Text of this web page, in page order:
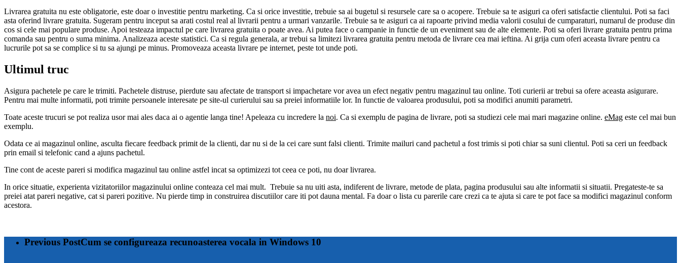
Livrarea gratuita nu este obligatorie, este doar o investitie pentru marketing. Ca si orice investitie, trebuie sa ai bugetul si resursele care sa o acopere. Trebuie sa te asiguri ca oferi satisfactie clientului. Poti sa faci
asta oferind livrare gratuita. Sugeram pentru inceput sa arati costul real al livrarii pentru a urmari vanzarile. Trebuie sa te asiguri ca ai rapoarte privind media valorii cosului de cumparaturi, numarul de produse din
cos si cele mai populare produse. Apoi testeaza impactul pe care livrarea gratuita o poate avea. Ai putea face o campanie in functie de un eveniment sau de alte elemente. Poti sa oferi livrare gratuita pentru prima
comanda sau pentru o suma minima. Analizeaza aceste statistici. Ca si regula generala, ar trebui sa limitezi livrarea gratuita pentru metoda de livrare cea mai ieftina. Ai grija cum oferi aceasta livrare pentru ca
lucrurile pot sa se complice si tu sa ajungi pe minus. Promoveaza aceasta livrare pe internet, peste tot unde poti.
Ultimul truc
Asigura pachetele pe care le trimiti. Pachetele distruse, pierdute sau afectate de transport si impachetare vor avea un efect negativ pentru magazinul tau online. Toti curierii ar trebui sa ofere aceasta asigurare.
Pentru mai multe informatii, poti trimite persoanele interesate pe site-ul curierului sau sa preiei informatiile lor. In functie de valoarea produsului, poti sa modifici anumiti parametri.
Toate aceste trucuri se pot realiza usor mai ales daca ai o agentie langa tine! Apeleaza cu incredere la noi. Ca si exemplu de pagina de livrare, poti sa studiezi cele mai mari magazine online. eMag este cel mai bun
exemplu.
Odata ce ai magazinul online, asculta fiecare feedback primit de la clienti, dar nu si de la cei care sunt falsi clienti. Trimite mailuri cand pachetul a fost trimis si poti chiar sa suni clientul. Poti sa ceri un feedback
prin email si telefonic cand a ajuns pachetul.
Tine cont de aceste pareri si modifica magazinul tau online astfel incat sa optimizezi tot ceea ce poti, nu doar livrarea.
In orice situatie, experienta vizitatoriilor magazinului online conteaza cel mai mult. Trebuie sa nu uiti asta, indiferent de livrare, metode de plata, pagina produsului sau alte informatii si situatii. Pregateste-te sa
preiei atat pareri negative, cat si pareri pozitive. Nu pierde timp in construirea discutiilor care iti pot dauna mental. Fa doar o lista cu parerile care crezi ca te ajuta si care te pot face sa modifici magazinul conform
acestora.
Previous PostCum se configureaza recunoasterea vocala in Windows 10